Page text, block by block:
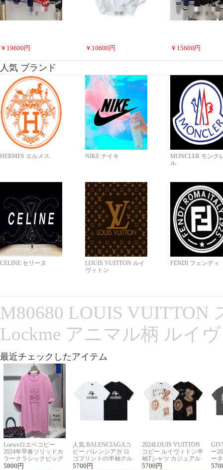
￥ 19600 円 ￥ 10600 円 ￥ 15600 円
人気 ブランド
HERMES エルメス NIKE ナイキ
MONCLER モンク
ル
CELINE セリーヌ
LOUIS VUITTON ルイ
ヴィトン
FENDI フェンディ
M80680 LOUIS VUITTON
Lockme アニマル柄 ルイ
最近チェックしたアイテム
Loeweロエベコピー
2024年早春ソリッドカ
ラークラシックビッグ
ロゴ刺繍Tシャツ
5800 円
人気 BALENCIAGAコ
ピー バレンシアガ ロ
ゴプリントの半袖クル
ーネックTシャツ
5700 円
2024LOUIS VUITTON
コピー ルイヴィトン半
袖Tシャツ カジュアル
に馴染む 2色展開
5700 円
ー
ー
ー